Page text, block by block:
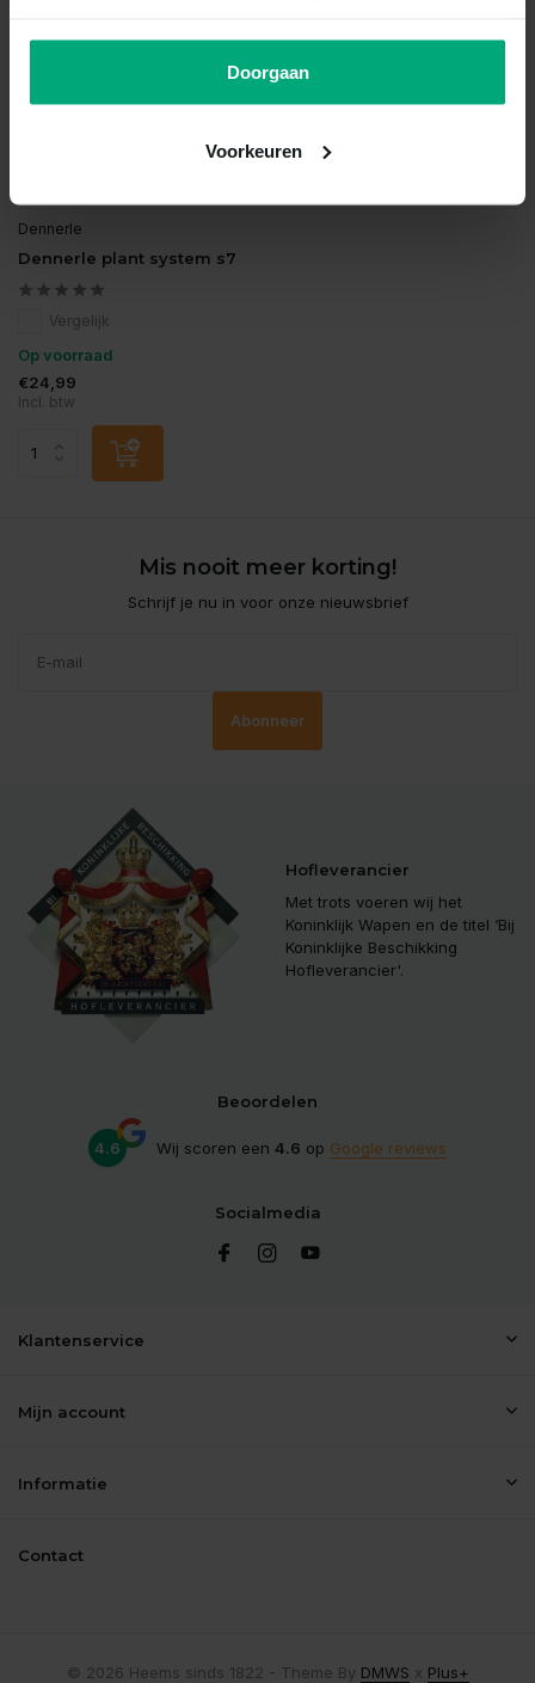
Doorgaan
Voorkeuren
Dennerle
Dennerle plant system s7
Vergelijk
Op voorraad
€24,99
Incl. btw
Mis nooit meer korting!
Schrijf je nu in voor onze nieuwsbrief
Abonneer
Hofleverancier
Met trots voeren wij het
Koninklijk Wapen en de titel ‘Bij
Koninklijke Beschikking
Hofleverancier'.
Beoordelen
4.6 Wij scoren een 4.6 op Google reviews
Socialmedia
Klantenservice
Mijn account
Informatie
Contact
© 2026 Heems sinds 1822 - Theme By DMWS x Plus+